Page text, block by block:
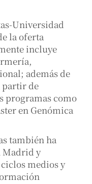
Universidad
la oferta
incluye
además de
partir de
programas como
en Genómica
también ha
Madrid y
medios y